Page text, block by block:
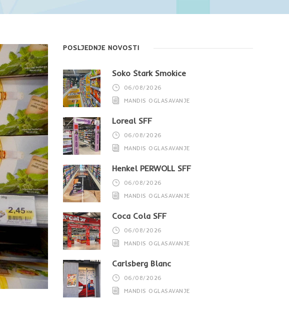
POSLJEDNJE NOVOSTI
Soko Štark Smokice
06/08/2026
MANDIS OGLASAVANJE
Loreal SFF
06/08/2026
MANDIS OGLASAVANJE
Henkel PERWOLL SFF
06/08/2026
MANDIS OGLASAVANJE
Coca Cola SFF
06/08/2026
MANDIS OGLASAVANJE
Carlsberg Blanc
06/08/2026
MANDIS OGLASAVANJE